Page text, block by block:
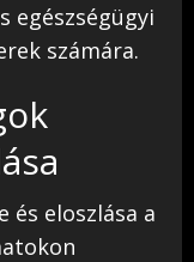
egészségügyi
számára.
és eloszlása a